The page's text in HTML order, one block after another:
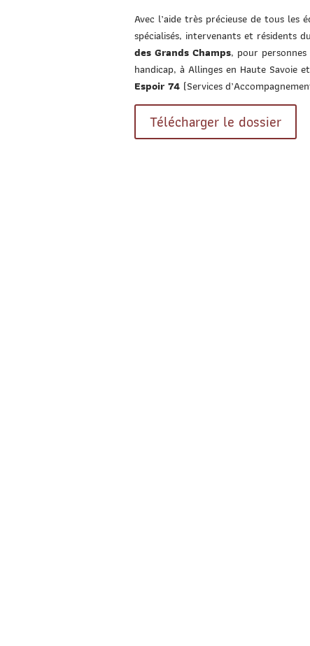
Avec l’aide très précieuse de tous les
spécialisés, intervenants et résidents du
des Grands Champs, pour
handicap, à Allinges en Haute Savoie
Espoir 74 (Services
Télécharger le dossier